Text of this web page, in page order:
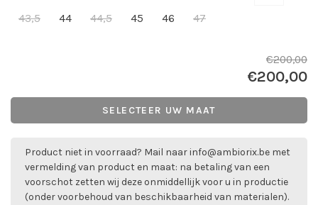
43,5
44 44,5 45 46 47
€200,00
€200,00
SELECTEER UW MAAT
Product niet in voorraad? Mail naarinfo@ambiorix.be met
vermelding van product en maat: na betaling van een
voorschot zetten wij deze onmiddellijk voor u in productie
(onder voorbehoud van beschikbaarheid van materialen).